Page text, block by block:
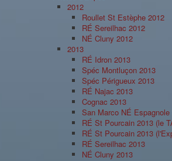
2012
Roullet St Estèphe 2012
RÉ Sereilhac 2012
NÉ Cluny 2012
2013
RÉ Idron 2013
Spéc Montluçon 2013
Spéc Périgueux 2013
RÉ Najac 2013
Cognac 2013
San Marco NÉ Espagnole
RÉ St Pourcain 2013 (le
RÉ St Pourcain 2013
RÉ Sereilhac 2013
NÉ Cluny 2013